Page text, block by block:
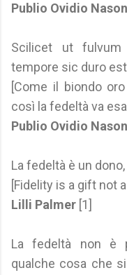
Publio Ovidio
Scilicet ut fulvum
tempore sic duro
[Come il biondo
così la fedeltà va
Publio Ovidio
La fedeltà è un
[Fidelity is a gift not
Lilli Palmer [1]
La fedeltà non è
qualche cosa che